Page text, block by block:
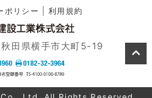
ポリシー |利用規約
田県横手市大町5-19